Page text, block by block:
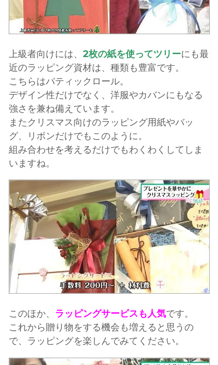
上級者向けには、 2枚の紙を使ってツリーにも最
近のラッピング資材は、種類も豊富です。
こちらはバティックロール。
デザイン性だけでなく、洋服やカバンにもなる
強さを兼ね備えています。
またクリスマス向けのラッピング用紙やバッ
グ、リボンだけでもこのように。
組み合わせを考えるだけでもわくわくしてしま
いますね。
このほか、 ラッピングサービスも人気です。
これから贈り物をする機会も増えると思うの
で、ラッピングを楽しんでみてください。